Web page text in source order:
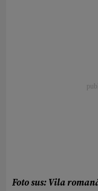
Foto sus: Vila